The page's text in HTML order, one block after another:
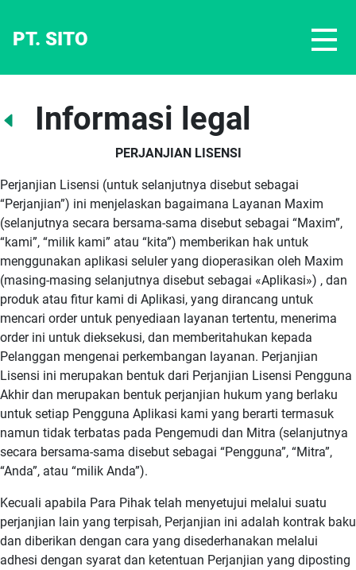
PT. SITO
Informasi legal
PERJANJIAN LISENSI
Perjanjian Lisensi (untuk selanjutnya disebut sebagai
“Perjanjian”) ini menjelaskan bagaimana Layanan Maxim
(selanjutnya secara bersama-sama disebut sebagai “Maxim”,
“kami”, “milik kami” atau “kita”) memberikan hak untuk
menggunakan aplikasi seluler yang dioperasikan oleh Maxim
(masing-masing selanjutnya disebut sebagai «Aplikasi») , dan
produk atau fitur kami di Aplikasi, yang dirancang untuk
mencari order untuk penyediaan layanan tertentu, menerima
order ini untuk dieksekusi, dan memberitahukan kepada
Pelanggan mengenai perkembangan layanan. Perjanjian
Lisensi ini merupakan bentuk dari Perjanjian Lisensi Pengguna
Akhir dan merupakan bentuk perjanjian hukum yang berlaku
untuk setiap Pengguna Aplikasi kami yang berarti termasuk
namun tidak terbatas pada Pengemudi dan Mitra (selanjutnya
secara bersama-sama disebut sebagai “Pengguna”, “Mitra”,
“Anda”, atau “milik Anda”).
Kecuali apabila Para Pihak telah menyetujui melalui suatu
perjanjian lain yang terpisah, Perjanjian ini adalah kontrak baku
dan diberikan dengan cara yang disederhanakan melalui
adhesi dengan syarat dan ketentuan Perjanjian yang diposting